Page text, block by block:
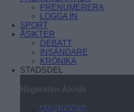
PRENUMERERA
LOGGA IN
SPORT
ÅSIKTER
DEBATT
INSÄNDARE
KRÖNIKA
STADSDEL
ASPUDDEN